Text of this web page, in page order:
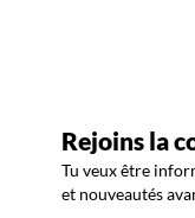
Rejoins la
Tu veux être
et nouveautés